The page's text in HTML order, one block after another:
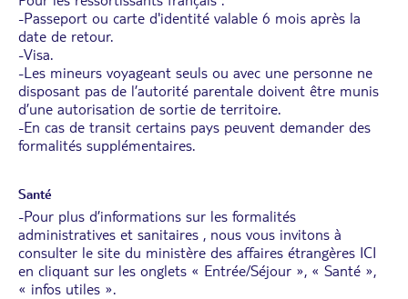
-Passeport ou carte d'identité valable 6 mois après la
date de retour.
-Visa.
-Les mineurs voyageant seuls ou avec une personne ne
disposant pas de l’autorité parentale doivent être munis
d’une autorisation de sortie de territoire.
-En cas de transit certains pays peuvent demander des
formalités supplémentaires.
Santé
-Pour plus d’informations sur les formalités
administratives et sanitaires , nous vous invitons à
consulter le site du ministère des affaires étrangères ICI
en cliquant sur les onglets « Entrée/Séjour », « Santé »,
« infos utiles ».